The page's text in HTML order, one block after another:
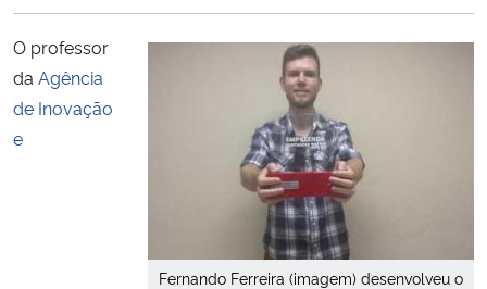
Ministério da Ciência, Tecnologia, Inovações e Comunicações
Ministério do Meio Ambiente
Controladoria-Geral da UniãoFernando Ferreira (imagem) desenvolveu o
O professor
da Agência
de Inovação
e